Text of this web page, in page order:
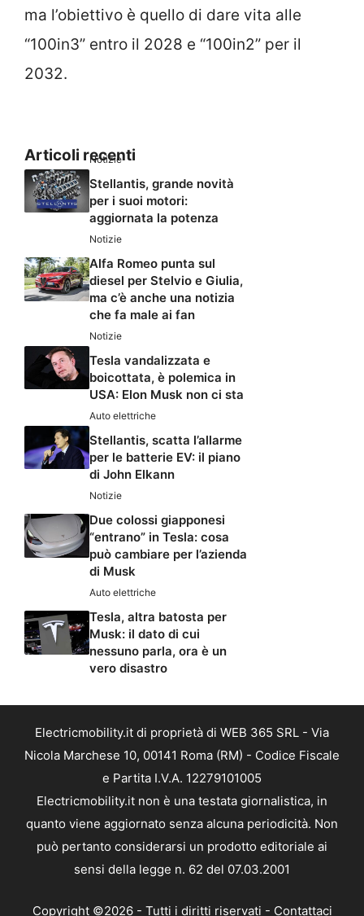
ma l’obiettivo è quello di dare vita alle
“100in3” entro il 2028 e “100in2” per il
2032.
Articoli recenti
Notizie
Stellantis, grande novità
per i suoi motori:
aggiornata la potenza
Notizie
Alfa Romeo punta sul
diesel per Stelvio e Giulia,
ma c’è anche una notizia
che fa male ai fan
Notizie
Tesla vandalizzata e
boicottata, è polemica in
USA: Elon Musk non ci sta
Auto elettriche
Stellantis, scatta l’allarme
per le batterie EV: il piano
di John Elkann
Notizie
Due colossi giapponesi
“entrano” in Tesla: cosa
può cambiare per l’azienda
di Musk
Auto elettriche
Tesla, altra batosta per
Musk: il dato di cui
nessuno parla, ora è un
vero disastro
Electricmobility.it di proprietà di WEB 365 SRL - Via
Nicola Marchese 10, 00141 Roma (RM) - Codice Fiscale
e Partita I.V.A. 12279101005
Electricmobility.it non è una testata giornalistica, in
quanto viene aggiornato senza alcuna periodicità. Non
può pertanto considerarsi un prodotto editoriale ai
sensi della legge n. 62 del 07.03.2001
Copyright ©2026 - Tutti i diritti riservati - Contattaci